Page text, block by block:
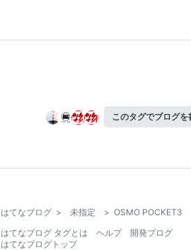
このタグでブログを
はてなブログ > 未指定 > OSMO POCKET3
はてなブログ タグとは
ヘルプ
開発ブログ
はてなブログトップ